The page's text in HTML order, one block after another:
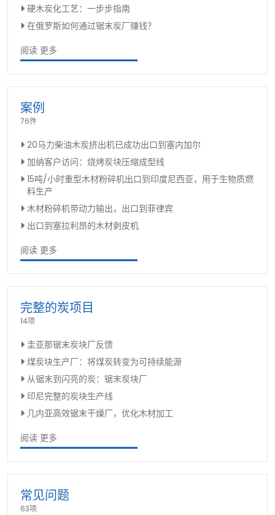
硬木炭化工艺：一步步指南
在俄罗斯如何通过锯末炭厂赚钱？
阅读 更多
案例
76件
20马力柴油木炭挤出机已成功出口到塞内加尔
加纳客户访问：烧烤炭块压缩成型线
15吨/小时重型木材粉碎机出口到印度尼西亚，用于生物质燃
料生产
木材粉碎机带动力输出，出口到菲律宾
出口到塞拉利昂的木材剥皮机
阅读 更多
完整的炭项目
14项
圭亚那锯末炭块厂反馈
煤炭块生产厂：将煤炭转变为可持续能源
从锯末到闪亮的炭：锯末炭块厂
印尼完整的炭块生产线
几内亚高效锯末干燥厂，优化木材加工
阅读 更多
常见问题
63项